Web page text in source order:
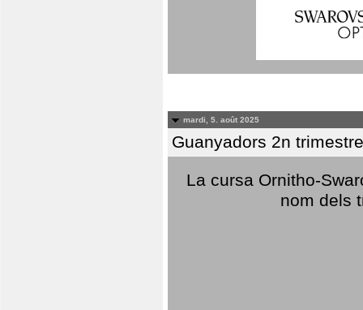
mardi, 5. août 2025
Guanyadors 2n
La cursa Ornitho-
nom dels